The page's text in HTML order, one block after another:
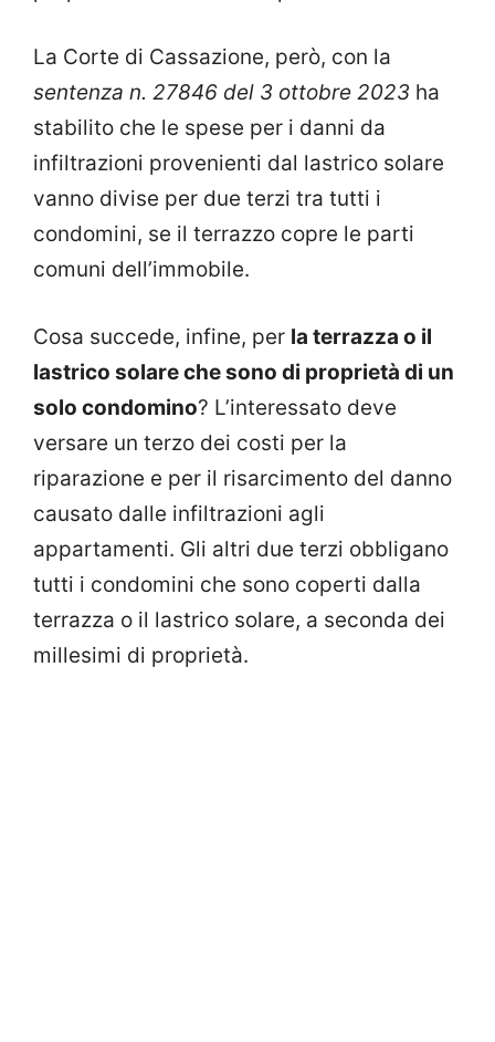
La Corte di Cassazione, però, con la
sentenza n. 27846 del 3 ottobre 2023 ha
stabilito che le spese per i danni da
infiltrazioni provenienti dal lastrico solare
vanno divise per due terzi tra tutti i
condomini, se il terrazzo copre le parti
comuni dell’immobile.
Cosa succede, infine, per la terrazza o il
lastrico solare che sono di proprietà di un
solo condomino? L’interessato deve
versare un terzo dei costi per la
riparazione e per il risarcimento del danno
causato dalle infiltrazioni agli
appartamenti. Gli altri due terzi obbligano
tutti i condomini che sono coperti dalla
terrazza o il lastrico solare, a seconda dei
millesimi di proprietà.